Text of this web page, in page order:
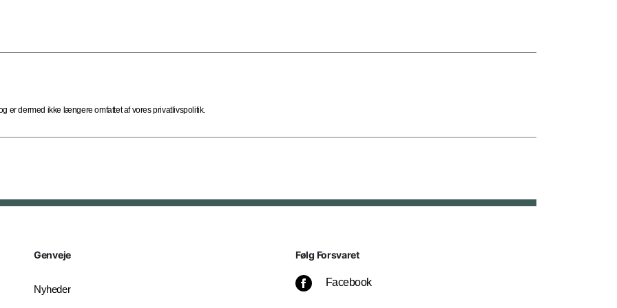
er dermed ikke længere omfattet af vores privatlivspolitik.
Genveje
Nyheder
Følg Forsvaret
Facebook